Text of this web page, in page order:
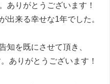
ありがとうございます！
出来る幸せな1年でした。
知を既にさせて頂き、
ありがとうございます！